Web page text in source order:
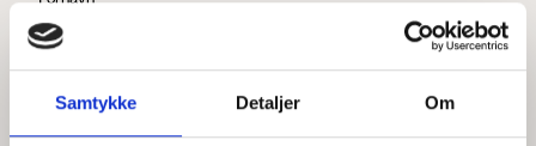
Samtykke Detaljer Om
Efternavn